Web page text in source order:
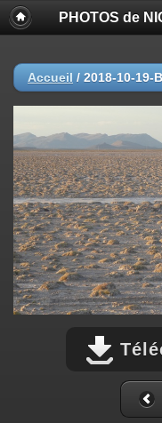
PHOTOS de
Accueil / 2018-10-19-